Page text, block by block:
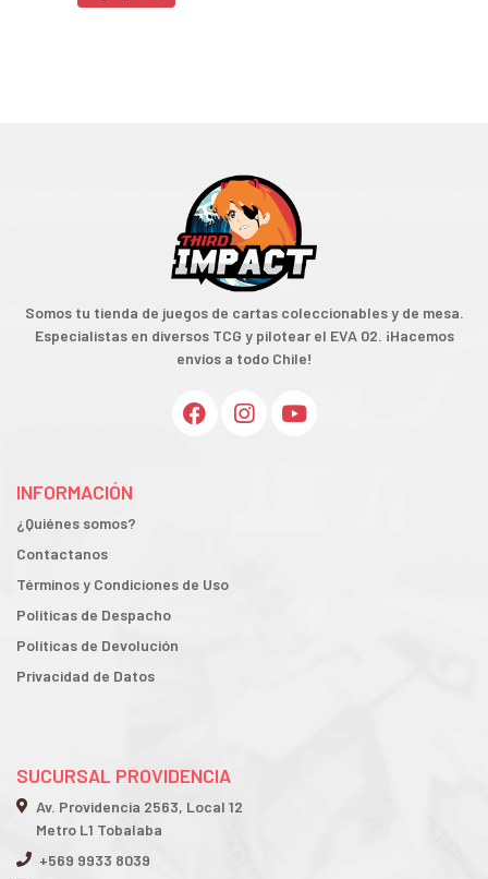
Somos tu tienda de juegos de cartas coleccionables y de mesa.
Especialistas en diversos TCG y pilotear el EVA 02. ¡Hacemos
envíos a todo Chile!
INFORMACIÓN
¿Quiénes somos?
Contactanos
Términos y Condiciones de Uso
Políticas de Despacho
Políticas de Devolución
Privacidad de Datos
SUCURSAL PROVIDENCIA
Av. Providencia 2563, Local 12
Metro L1 Tobalaba
+569 9933 8039